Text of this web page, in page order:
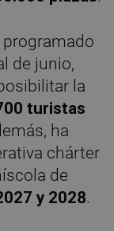
de junio,
la
turistas
ha
chárter
de
y 2028.